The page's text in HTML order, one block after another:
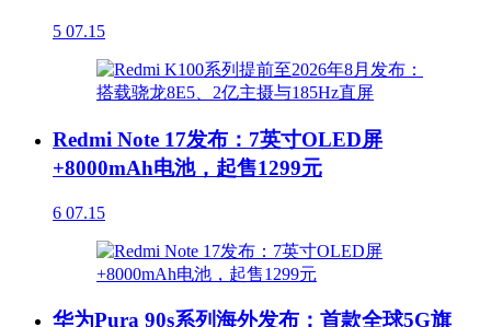
5 07.15
Redmi Note 17发布：7英寸OLED屏
+8000mAh电池，起售1299元
6 07.15
华为Pura 90s系列海外发布：首款全球5G旗